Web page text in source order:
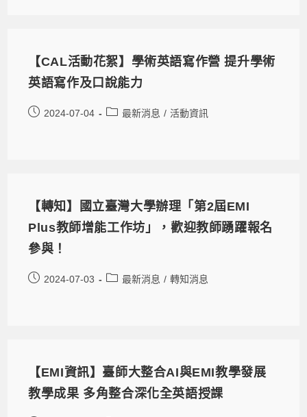
【CAL活動花絮】學術英語寫作營 提升學術
英語寫作及口說能力
2024-07-04 最新消息 / 活動資訊
【轉知】國立臺灣大學辦理「第2屆EMI
Plus教師增能工作坊」，歡迎教師踴躍報名
參與！
2024-07-03 最新消息 / 轉知消息
【EMI資訊】臺師大整合AI與EMI教學發展
教學成果 多角整合深化全英語授課